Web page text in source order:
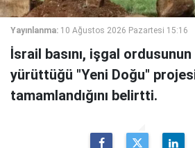
Yayınlanma: 10 Ağustos 2026 Pazartesi 15:16
İsrail basını, işgal ordusunun
yürüttüğü "Yeni Doğu"
tamamlandığını belirtti.